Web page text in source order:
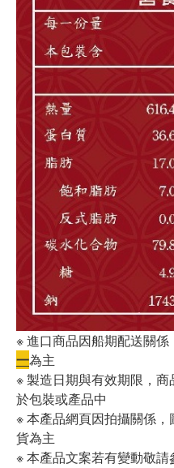
※ 進口商品因船期配送關係
一為主
※ 製造日期與有效期限，
於包裝或產品中
※ 本產品網頁因拍攝關係
貨為主
※ 本產品文案若有變動敬